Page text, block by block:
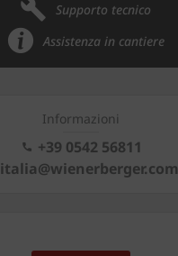
Supporto tecnico
Assistenza in cantiere
Informazioni
+39 0542 56811
italia@wienerberger.com